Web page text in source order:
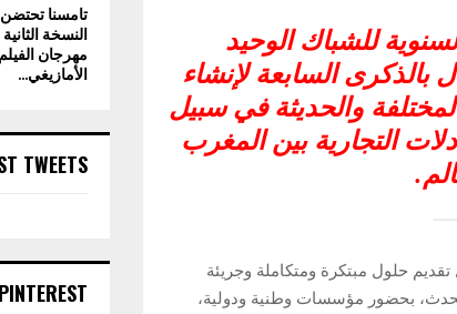
للشباك الوحيد
بالذكرى السابعة لإنشاء
والحديثة في سبيل
التجارية بين المغرب
حلول مبتكرة ومتكاملة وجريئة
بحضور مؤسسات وطنية ودولية،
تامسنا تحتضن
النسخة
مهرجان الفيلم
الأمازيغي...
TWEETS